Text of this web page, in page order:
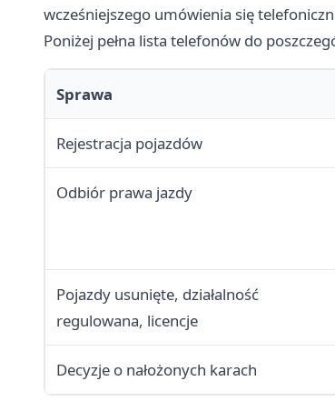
wcześniejszego umówienia się
Poniżej pełna lista telefonów do
Sprawa
Rejestracja pojazdów
Odbiór prawa jazdy
Pojazdy usunięte, działalność
regulowana, licencje
Decyzje o nałożonych karach